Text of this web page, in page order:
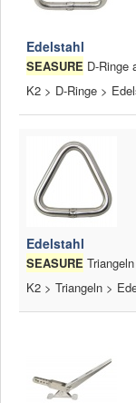
Edelstahl
SEASURE D-Ringe
K2 > D-Ringe >
Edelstahl
SEASURE
K2 > Triangeln >